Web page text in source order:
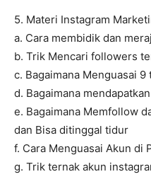
5. Materi Instagram
a. Cara membidik dan
b. Trik Mencari followers
c. Bagaimana Menguasai 9
d. Bagaimana
e. Bagaimana Memfollow
dan Bisa ditinggal tidur
f. Cara Menguasai Akun di
g. Trik ternak akun